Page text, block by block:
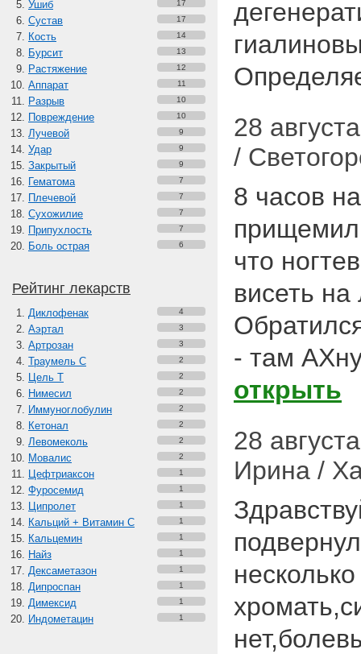
Ушиб 17
Сустав 17
Кость 14
Бурсит 13
Растяжение 12
Аппарат 11
Разрыв 10
Повреждение 10
Лучевой 9
Удар 9
Закрытый 9
Гематома 7
Плечевой 7
Сухожилие 7
Припухлость 7
Боль острая 6
Рейтинг лекарств
Диклофенак 4
Аэртал 3
Артрозан 3
Траумель С 2
Цель Т 2
Нимесил 2
Иммуноглобулин 2
Кетонал 2
Левомеколь 2
Мовалис 2
Цефтриаксон 1
Фуросемид 1
Ципролет 1
Кальций + Витамин C 1
Кальцемин 1
Найз 1
Дексаметазон 1
Дипроспан 1
Димексид 1
Индометацин 1
28
/
8 часов
что
висеть на
- там
открыть
28
Ирина /